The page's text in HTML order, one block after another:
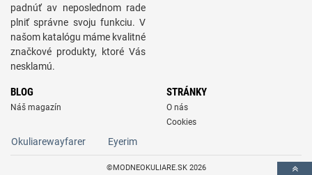
padnúť av neposlednom rade
plniť správne svoju funkciu. V
našom katalógu máme kvalitné
značkové produkty, ktoré Vás
nesklamú.
BLOG
Náš magazín
STRÁNKY
O nás
Cookies
Okuliarewayfarer Eyerim
©MODNEOKULIARE.SK 2026